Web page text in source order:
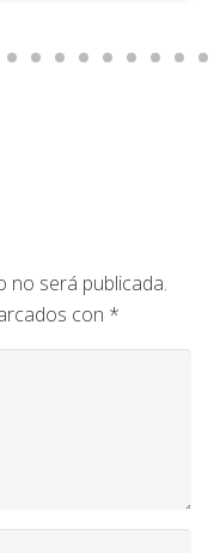
no será publicada.
con *